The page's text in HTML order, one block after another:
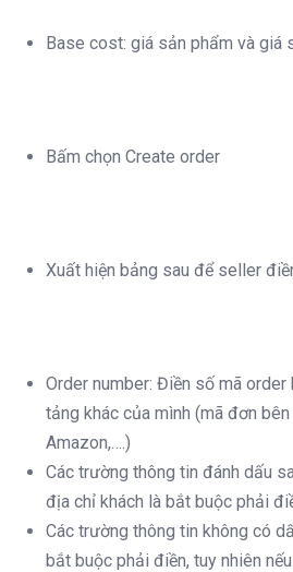
Base cost: giá sản phẩm và giá
Bấm chọn Create order
Xuất hiện bảng sau để seller
Order number: Điền số mã order
tảng khác của mình (mã đơn
Amazon,….)
Các trường thông tin đánh dấu
địa chỉ khách là bắt buộc phải
Các trường thông tin không có
bắt buộc phải điền, tuy nhiên